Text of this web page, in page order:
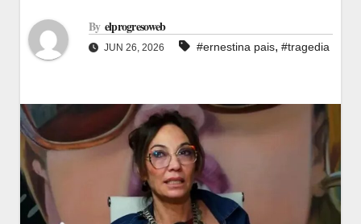
By elprogresoweb
JUN 26, 2026 #ernestina pais, #tragedia